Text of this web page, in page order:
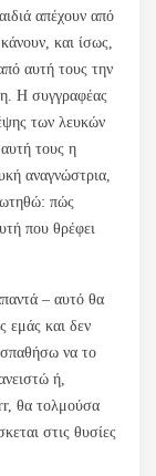
απέχουν από
και ίσως,
αυτή τους την
Η συγγραφέας
των λευκών
τους η
αναγνώστρια,
πώς
που θρέφει
– αυτό θα
εμάς και δεν
να το
ή,
θα τολμούσα
στις θυσίες